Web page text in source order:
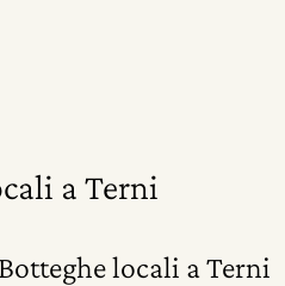
a Terni
locali a Terni